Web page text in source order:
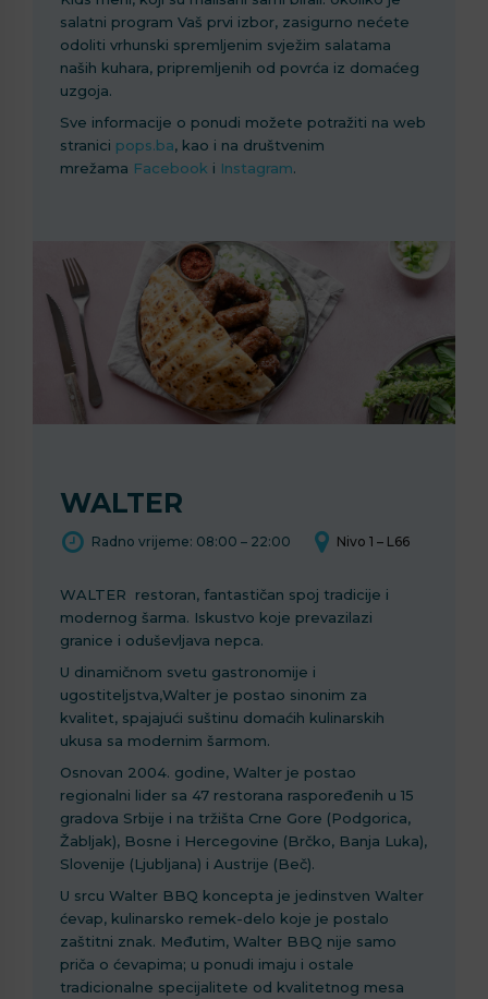
salatni program Vaš prvi izbor, zasigurno nećete
odoliti vrhunski spremljenim svježim salatama
naših kuhara, pripremljenih od povrća iz domaćeg
uzgoja.
Sve informacije o ponudi možete potražiti na web
stranici pops.ba, kao i na društvenim
mrežama Facebook i Instagram.
WALTER
Radno vrijeme: 08:00 – 22:00 Nivo 1 – L66
WALTER restoran, fantastičan spoj tradicije i
modernog šarma. Iskustvo koje prevazilazi
granice i oduševljava nepca.
U dinamičnom svetu gastronomije i
ugostiteljstva,Walter je postao sinonim za
kvalitet, spajajući suštinu domaćih kulinarskih
ukusa sa modernim šarmom.
Osnovan 2004. godine, Walter je postao
regionalni lider sa 47 restorana raspoređenih u 15
gradova Srbije i na tržišta Crne Gore (Podgorica,
Žabljak), Bosne i Hercegovine (Brčko, Banja Luka),
Slovenije (Ljubljana) i Austrije (Beč).
U srcu Walter BBQ koncepta je jedinstven Walter
ćevap, kulinarsko remek-delo koje je postalo
zaštitni znak. Međutim, Walter BBQ nije samo
priča o ćevapima; u ponudi imaju i ostale
tradicionalne specijalitete od kvalitetnog mesa